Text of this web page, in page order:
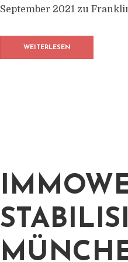
September 2021 zu
WEITERLESEN